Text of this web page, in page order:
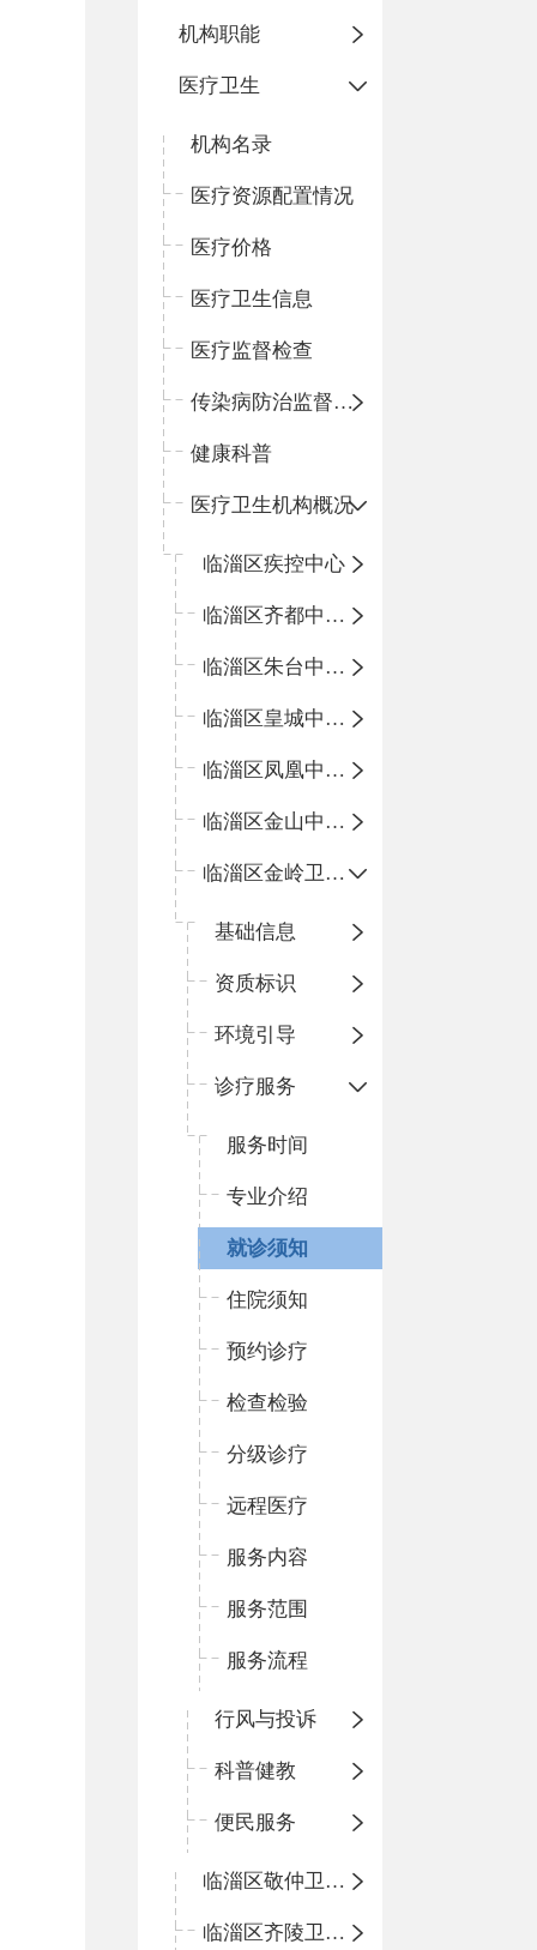
机构职能
医疗卫生
机构名录
医疗资源配置情况
医疗价格
医疗卫生信息
医疗监督检查
传染病防治监督检查
健康科普
医疗卫生机构概况
临淄区疾控中心
临淄区齐都中心卫生院
临淄区朱台中心卫生院
临淄区皇城中心卫生院
临淄区凤凰中心卫生院
临淄区金山中心卫生院
临淄区金岭卫生院
基础信息
资质标识
环境引导
诊疗服务
服务时间
专业介绍
就诊须知
住院须知
预约诊疗
检查检验
分级诊疗
远程医疗
服务内容
服务范围
服务流程
行风与投诉
科普健教
便民服务
临淄区敬仲卫生院
临淄区齐陵卫生院